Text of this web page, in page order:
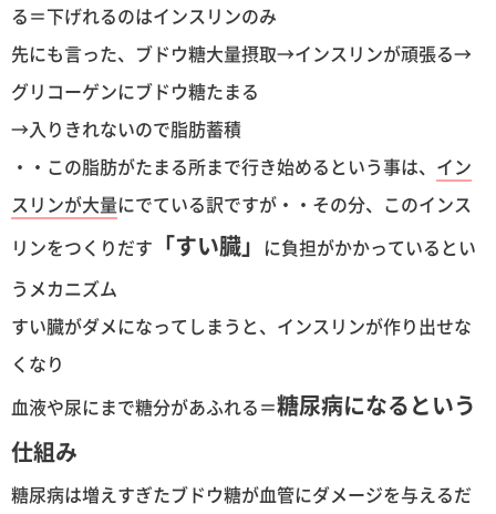
る＝下げれるのはインスリンのみ
先にも言った、ブドウ糖大量摂取→インスリンが頑張る→
グリコーゲンにブドウ糖たまる
→入りきれないので脂肪蓄積
・・この脂肪がたまる所まで行き始めるという事は、 イン
スリンが大量にでている訳ですが・・その分、このインス
リンをつくりだす 「すい臓」 に負担がかかっているとい
うメカニズム
すい臓がダメになってしまうと、インスリンが作り出せな
くなり
血液や尿にまで糖分があふれる＝糖尿病になるという
仕組み
糖尿病は増えすぎたブドウ糖が血管にダメージを与えるだ